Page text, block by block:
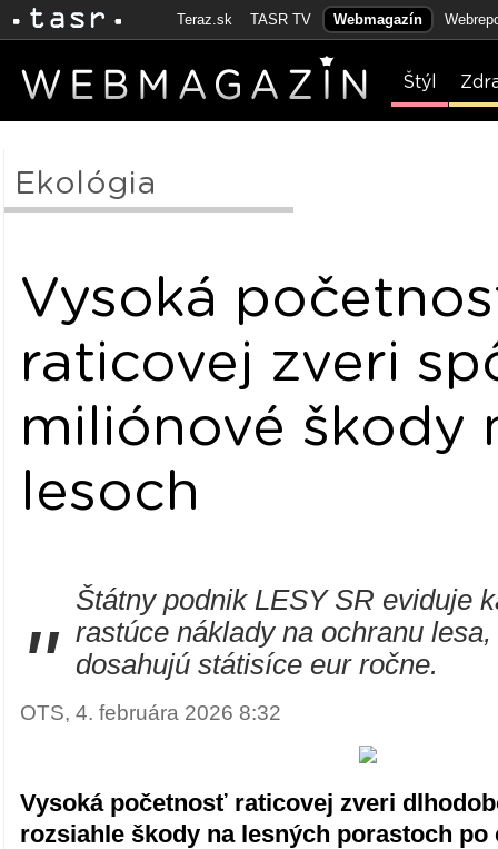
Teraz.sk TASR TV Webmagazín
Štýl
Ekológia
Vysoká
raticovej zveri
miliónové škody
lesoch
"
Štátny podnik LESY SR eviduje
rastúce náklady na ochranu
dosahujú státisíce eur ročne.
OTS, 4. februára 2026 8:32
Vysoká početnosť raticovej zveri
rozsiahle škody na lesných porastoch po